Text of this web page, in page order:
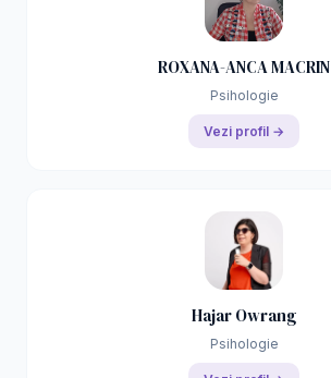
ROXANA-ANCA MACRIN
Psihologie
Vezi profil →
Hajar Owrang
Psihologie